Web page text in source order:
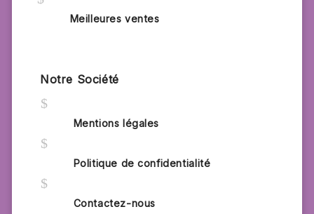
Meilleures ventes
Notre Société
$
Mentions légales
$
Politique de confidentialité
$
Contactez-nous